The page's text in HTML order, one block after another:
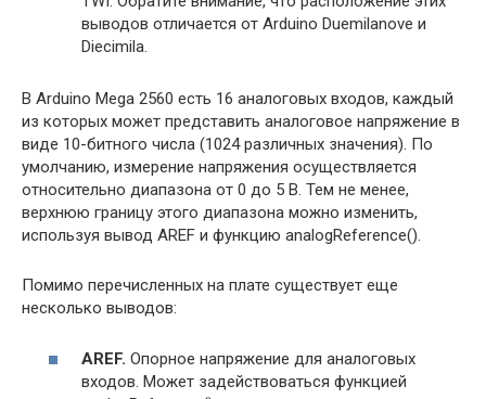
выводов отличается от Arduino Duemilanove и
Diecimila.
В Arduino Mega 2560 есть 16 аналоговых входов, каждый
из которых может представить аналоговое напряжение в
виде 10-битного числа (1024 различных значения). По
умолчанию, измерение напряжения осуществляется
относительно диапазона от 0 до 5 В. Тем не менее,
верхнюю границу этого диапазона можно изменить,
используя вывод AREF и функцию analogReference().
Помимо перечисленных на плате существует еще
несколько выводов:
AREF. Опорное напряжение для аналоговых
входов. Может задействоваться функцией